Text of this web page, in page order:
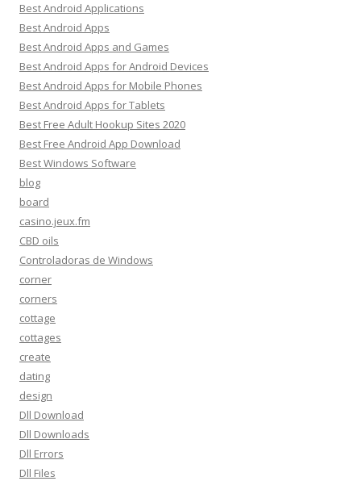
Best Android Applications
Best Android Apps
Best Android Apps and Games
Best Android Apps for Android Devices
Best Android Apps for Mobile Phones
Best Android Apps for Tablets
Best Free Adult Hookup Sites 2020
Best Free Android App Download
Best Windows Software
blog
board
casino.jeux.fm
CBD oils
Controladoras de Windows
corner
corners
cottage
cottages
create
dating
design
Dll Download
Dll Downloads
Dll Errors
Dll Files